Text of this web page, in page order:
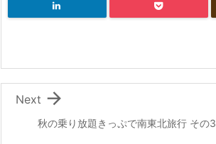
秋の乗り放題きっぷで南東北旅行 その3

Next